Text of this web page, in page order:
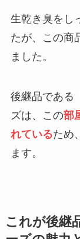
生乾き臭をし
たが、この商
ました。
後継品である
ズは、この部
れているため
ます。
これが後継